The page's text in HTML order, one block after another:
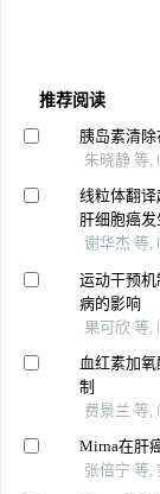
推荐阅读
胰岛素清
朱晓静 等,
线粒体翻
肝细胞癌
谢华杰 等,
运动干预
病的影响
果可欣 等,
血红素加
制
费景兰 等,
Mirna在肝
张倍宁 等,